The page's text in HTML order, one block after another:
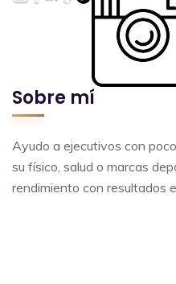
Sobre mí
Ayudo a ejecutivos con
su físico, salud o marcas
rendimiento con resultados